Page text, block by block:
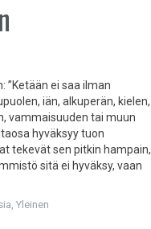
ei saa ilman
iän, alkuperän, kielen,
vammaisuuden tai muun
hyväksyy tuon
tekevät sen pitkin hampain,
sitä ei hyväksy, vaan
,Yleinen